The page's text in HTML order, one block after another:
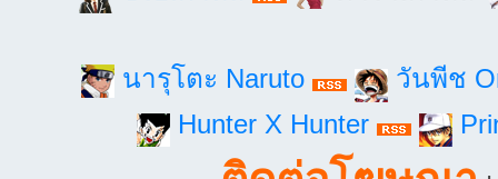
นารุโตะ Naruto
วันพีช
Hunter X Hunter